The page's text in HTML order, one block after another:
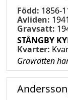
Född: 1856-
Avliden:
Gravsatt:
STÅNGBY
Kvarter:
Gravrätten